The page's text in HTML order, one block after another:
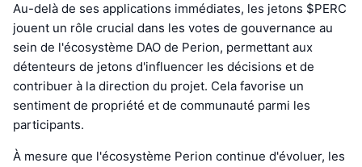
Au-delà de ses applications immédiates, les jetons $PERC
jouent un rôle crucial dans les votes de gouvernance au
sein de l'écosystème DAO de Perion, permettant aux
détenteurs de jetons d'influencer les décisions et de
contribuer à la direction du projet. Cela favorise un
sentiment de propriété et de communauté parmi les
participants.
À mesure que l'écosystème Perion continue d'évoluer, les